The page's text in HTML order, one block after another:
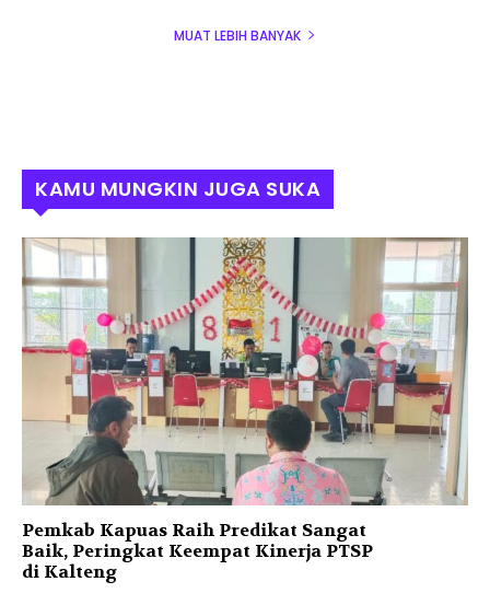
MUAT LEBIH BANYAK
KAMU MUNGKIN JUGA SUKA
Pemkab Kapuas Raih Predikat Sangat
Baik, Peringkat Keempat Kinerja PTSP
di Kalteng